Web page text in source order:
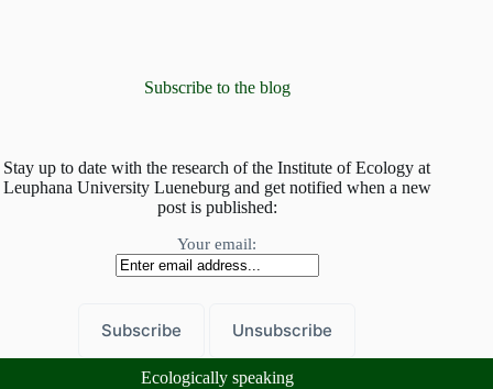
Subscribe to the blog
Stay up to date with the research of the Institute of Ecology at
Leuphana University Lueneburg and get notified when a new
post is published:
Your email:
Ecologically speaking